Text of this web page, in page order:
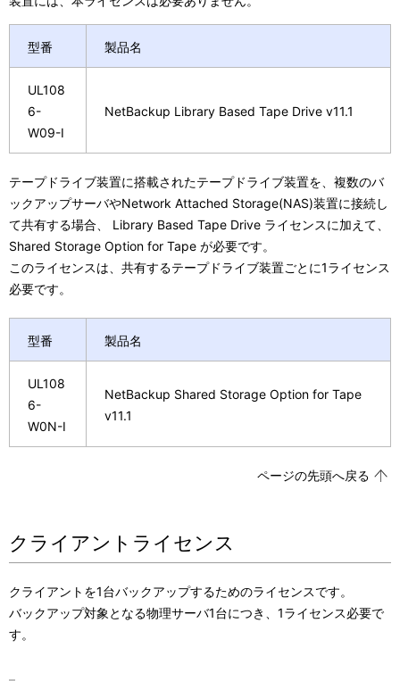
型番 製品名
UL108
6-
W09-I
NetBackup Library Based Tape Drive v11.1
テープドライブ装置に搭載されたテープドライブ装置を、複数のバ
ックアップサーバやNetwork Attached Storage(NAS)装置に接続し
て共有する場合、 Library Based Tape Drive ライセンスに加えて、
Shared Storage Option for Tape が必要です。
このライセンスは、共有するテープドライブ装置ごとに1ライセンス
必要です。
型番 製品名
UL108
6-
W0N-I
NetBackup Shared Storage Option for Tape
v11.1
ページの先頭へ戻る
クライアントライセンス
クライアントを1台バックアップするためのライセンスです。
バックアップ対象となる物理サーバ1台につき、1ライセンス必要で
す。